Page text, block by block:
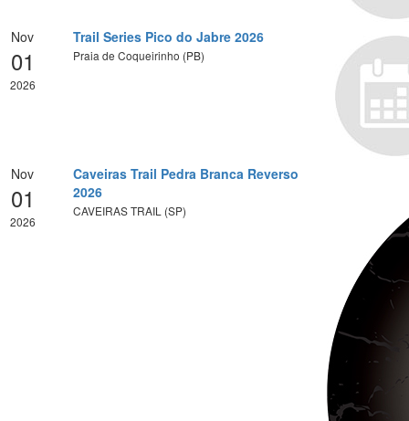
Nov
01
2026
Trail Series Pico do Jabre 2026
Praia de Coqueirinho (PB)
Nov
01
2026
Caveiras Trail Pedra Branca Reverso
2026
CAVEIRAS TRAIL (SP)